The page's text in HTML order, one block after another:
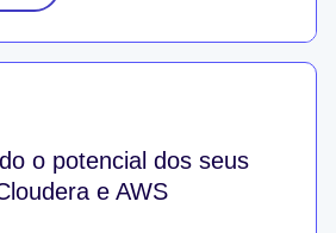
o potencial dos seus
e AWS